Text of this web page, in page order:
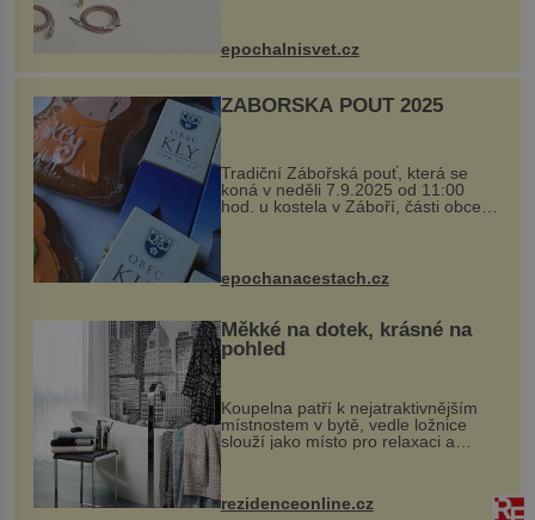
kovový...
epochalnisvet.cz
ZÁBOŘSKÁ POUŤ 2025
Tradiční Zábořská pouť, která se
koná v neděli 7.9.2025 od 11:00
hod. u kostela v Záboří, části obce
Kly u Mělníka. V programu naleznete
komentovanou prohlídku kostela,
epochanacestach.cz
Měkké na dotek, krásné na
pohled
Koupelna patří k nejatraktivnějším
místnostem v bytě, vedle ložnice
slouží jako místo pro relaxaci a
odpočinek. Koupelnový textil –
ručníky, osušky a koberečky –
mohou jako mávnutím kouzelného
proutku...
rezidenceonline.cz